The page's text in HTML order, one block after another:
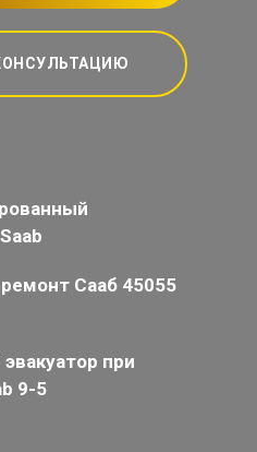
Сааб 45055
при
9-5